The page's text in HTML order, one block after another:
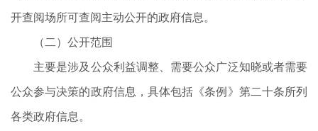
开查阅场所可查阅主动公开的政府信息。
（二）公开范围
主要是涉及公众利益调整、需要公众广泛知晓或者需要
公众参与决策的政府信息，具体包括《条例》第二十条所列
各类政府信息。